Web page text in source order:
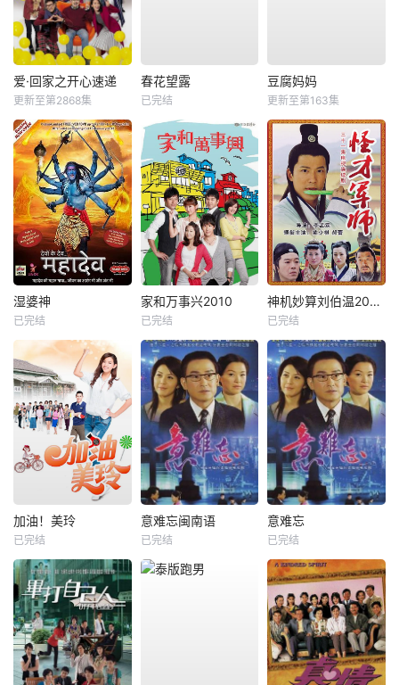
爱·回家之开心速递
更新至第2868集
春花望露
已完结
豆腐妈妈
更新至第163集
湿婆神
已完结
家和万事兴2010
已完结
神机妙算刘伯温2006
已完结
加油！美玲
已完结
意难忘闽南语
已完结
意难忘
已完结